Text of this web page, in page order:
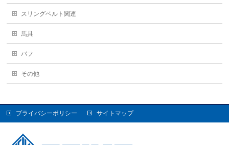
スリングベルト関連
馬具
バフ
その他
プライバシーポリシー サイトマップ